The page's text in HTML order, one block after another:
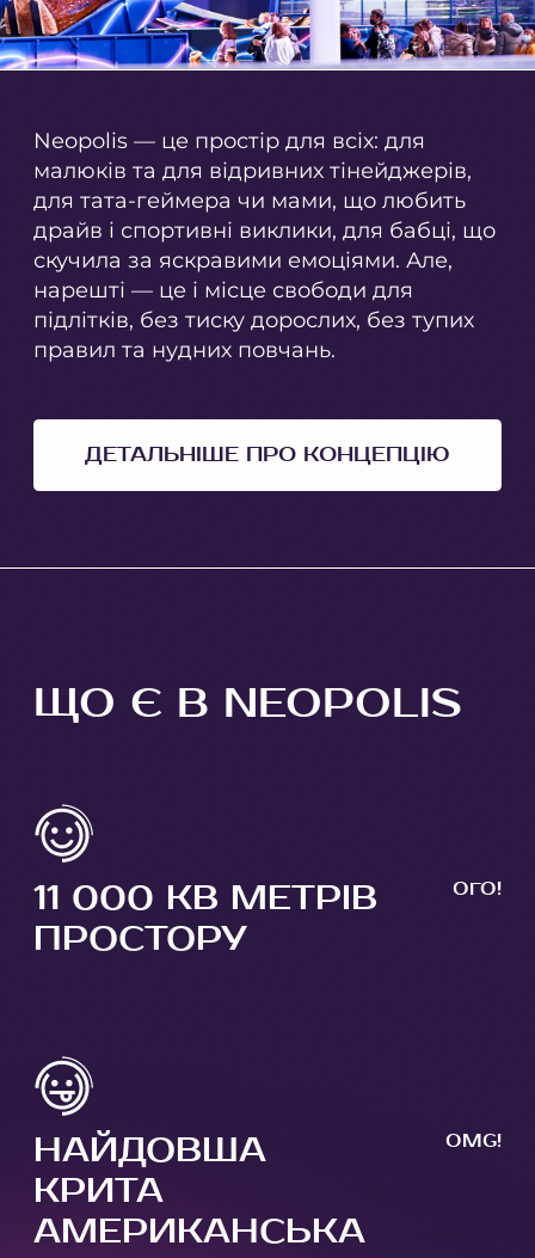
Neopolis — це простір для всіх: для
малюків та для відривних тінейджерів,
для тата-геймера чи мами, що любить
драйв і спортивні виклики, для бабці, що
скучила за яскравими емоціями. Але,
нарешті — це і місце свободи для
підлітків, без тиску дорослих, без тупих
правил та нудних повчань.
ДЕТАЛЬНІШЕ ПРО КОНЦЕПЦІЮ
ЩО Є В NEOPOLIS
11 000 КВ МЕТРІВ
ПРОСТОРУ
ОГО!
НАЙДОВША
КРИТА
АМЕРИКАНСЬКА
OMG!